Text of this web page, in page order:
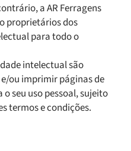
a AR Ferragens
proprietários dos
para todo o
intelectual são
ou imprimir páginas de
seu uso pessoal, sujeito
termos e condições.